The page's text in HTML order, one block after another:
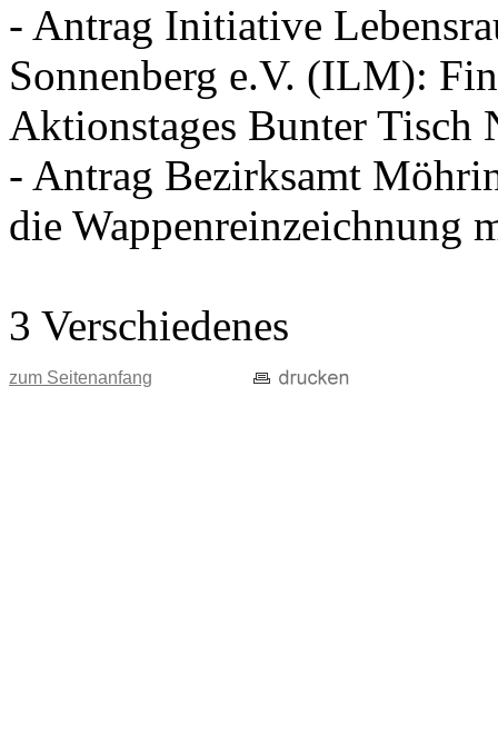
- Antrag Initiative
Sonnenberg e.V. (ILM):
Aktionstages Bunter Tisch
- Antrag Bezirksamt
die Wappenreinzeichnung
3 Verschiedenes
zum Seitenanfang